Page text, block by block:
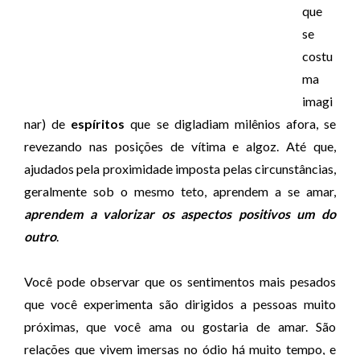
que
se
costu
ma
imagi
nar) de espíritos que se digladiam milênios afora, se
revezando nas posições de vítima e algoz. Até que,
ajudados pela proximidade imposta pelas circunstâncias,
geralmente sob o mesmo teto, aprendem a se amar,
aprendem a valorizar os aspectos positivos um do
outro.
Você pode observar que os sentimentos mais pesados
que você experimenta são dirigidos a pessoas muito
próximas, que você ama ou gostaria de amar. São
relações que vivem imersas no ódio há muito tempo, e